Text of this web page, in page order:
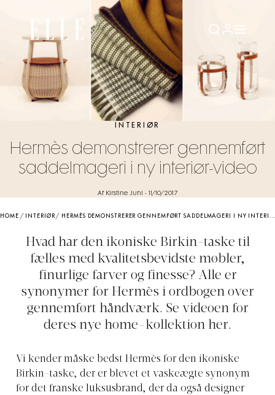
INTERIØR
Hermès demonstrerer gennemført
saddelmageri i ny interiør-video
Af Kirstine Juhl - 11/10/2017
HOME / INTERIØR/ HERMÈS DEMONSTRERER GENNEMFØRT SADDELMAGERI I NY INTERIØR-VIDEO
Hvad har den ikoniske Birkin-taske til
fælles med kvalitetsbevidste møbler,
finurlige farver og finesse? Alle er
synonymer for Hermès i ordbogen over
gennemført håndværk. Se videoen for
deres nye home-kollektion her.
Vi kender måske bedst Hermès for den ikoniske
Birkin-taske, der er blevet et vaskeægte synonym
for det franske luksusbrand, der da også designer